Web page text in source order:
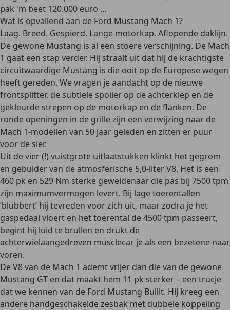
pak 'm beet 120.000 euro …
Wat is opvallend aan de Ford Mustang Mach 1?
Laag. Breed. Gespierd. Lange motorkap. Aflopende daklijn.
De gewone Mustang is al een stoere verschijning. De Mach
1 gaat een stap verder. Hij straalt uit dat hij de krachtigste
circuitwaardige Mustang is die ooit op de Europese wegen
heeft gereden. We vragen je aandacht op de nieuwe
frontsplitter, de subtiele spoiler op de achterklep en de
gekleurde strepen op de motorkap en de flanken. De
ronde openingen in de grille zijn een verwijzing naar de
Mach 1-modellen van 50 jaar geleden en zitten er puur
voor de sier.
Uit de vier (!) vuistgrote uitlaatstukken klinkt het gegrom
en gebulder van de atmosferische 5,0-liter V8. Het is een
460 pk en 529 Nm sterke geweldenaar die pas bij 7500 tpm
zijn maximumvermogen levert. Bij lage toerentallen
‘blubbert’ hij tevreden voor zich uit, maar zodra je het
gaspedaal vloert en het toerental de 4500 tpm passeert,
begint hij luid te brullen en drukt de
achterwielaangedreven musclecar je als een bezetene naar
voren.
De V8 van de Mach 1 ademt vrijer dan die van de gewone
Mustang GT en dat maakt hem 11 pk sterker – een trucje
dat we kennen van de Ford Mustang Bullit. Hij kreeg een
andere handgeschakelde zesbak met dubbele koppeling